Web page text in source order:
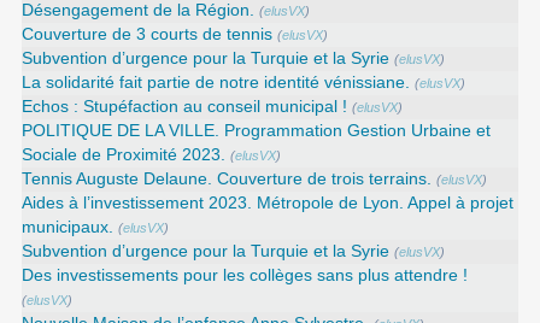
Désengagement de la Région. (elusVX)
Couverture de 3 courts de tennis (elusVX)
Subvention d’urgence pour la Turquie et la Syrie (elusVX)
La solidarité fait partie de notre identité vénissiane. (elusVX)
Echos : Stupéfaction au conseil municipal ! (elusVX)
POLITIQUE DE LA VILLE. Programmation Gestion Urbaine et
Sociale de Proximité 2023. (elusVX)
Tennis Auguste Delaune. Couverture de trois terrains. (elusVX)
Aides à l’investissement 2023. Métropole de Lyon. Appel à projet
municipaux. (elusVX)
Subvention d’urgence pour la Turquie et la Syrie (elusVX)
Des investissements pour les collèges sans plus attendre !
(elusVX)